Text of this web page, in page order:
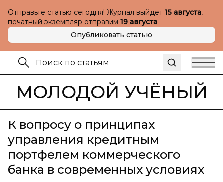
Отправьте статью сегодня! Журнал выйдет 15 августа,
печатный экземпляр отправим 19 августа
Опубликовать статью
МОЛОДОЙ УЧЁНЫЙ
К вопросу о принципах
управления кредитным
портфелем коммерческого
банка в современных условиях